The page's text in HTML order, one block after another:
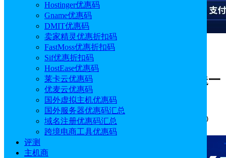
Hostinger优惠码
Gname优惠码
DMIT优惠码
卖家精灵优惠折扣码
FastMoss优惠折扣码
Sif优惠折扣码
HostEase优惠码
莱卡云优惠码
优麦云优惠码
国外虚拟主机优惠码
国外服务器优惠码汇总
域名注册优惠码汇总
跨境电商工具优惠码
评测
主机商
Krypt新年优惠活动 美国服务器买一送一
美国云服务器八折促销
作者: sonya 分类:优惠码
发布时间: 2023.01.31 10:56:40
更新于: 2023.04.27 10:46:23